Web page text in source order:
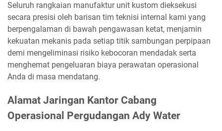
Seluruh rangkaian manufaktur unit kustom dieksekusi
secara presisi oleh barisan tim teknisi internal kami yang
berpengalaman di bawah pengawasan ketat, menjamin
kekuatan mekanis pada setiap titik sambungan perpipaan
demi mengeliminasi risiko kebocoran mendadak serta
menghemat pengeluaran biaya perawatan operasional
Anda di masa mendatang.
Alamat Jaringan Kantor Cabang
Operasional Pergudangan Ady Water